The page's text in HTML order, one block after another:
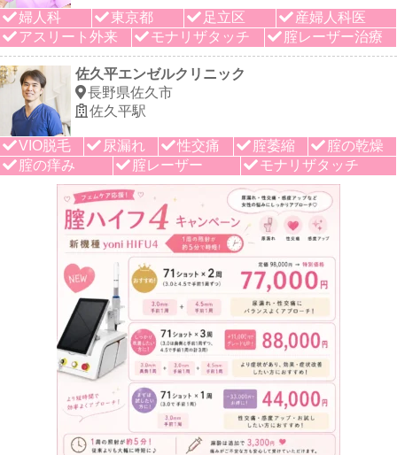
婦人科 東京都 足立区
産婦人科医
アスリート外来
モナリザタッチ 腟レーザー治療
佐久平エンゼルクリニック
長野県佐久市
佐久平駅
VIO脱毛 尿漏れ 性交痛 腟萎縮
腟の乾燥
腟の痒み
腟レーザー モナリザタッチ